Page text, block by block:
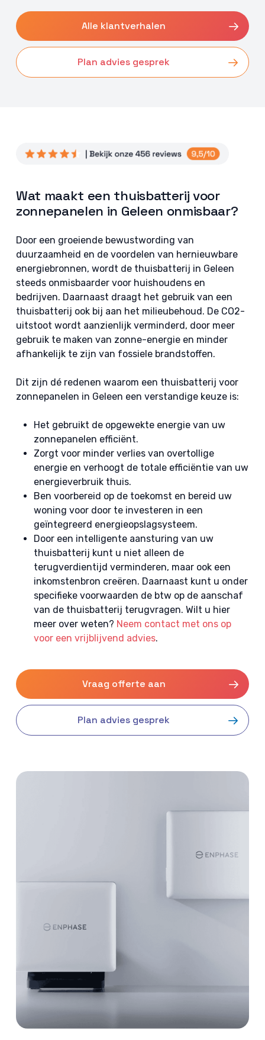
Alle klantverhalen
Plan advies gesprek
Wat maakt een thuisbatterij voor
zonnepanelen in Geleen onmisbaar?
Door een groeiende bewustwording van
duurzaamheid en de voordelen van hernieuwbare
energiebronnen, wordt de thuisbatterij in Geleen
steeds onmisbaarder voor huishoudens en
bedrijven. Daarnaast draagt het gebruik van een
thuisbatterij ook bij aan het milieubehoud. De CO2-
uitstoot wordt aanzienlijk verminderd, door meer
gebruik te maken van zonne-energie en minder
afhankelijk te zijn van fossiele brandstoffen.
Dit zijn dé redenen waarom een thuisbatterij voor
zonnepanelen in Geleen een verstandige keuze is:
Het gebruikt de opgewekte energie van uw
zonnepanelen efficiënt.
Zorgt voor minder verlies van overtollige
energie en verhoogt de totale efficiëntie van uw
energieverbruik thuis.
Ben voorbereid op de toekomst en bereid uw
woning voor door te investeren in een
geïntegreerd energieopslagsysteem.
Door een intelligente aansturing van uw
thuisbatterij kunt u niet alleen de
terugverdientijd verminderen, maar ook een
inkomstenbron creëren. Daarnaast kunt u onder
specifieke voorwaarden de btw op de aanschaf
van de thuisbatterij terugvragen. Wilt u hier
meer over weten? Neem contact met ons op
voor een vrijblijvend advies.
Vraag offerte aan
Plan advies gesprek